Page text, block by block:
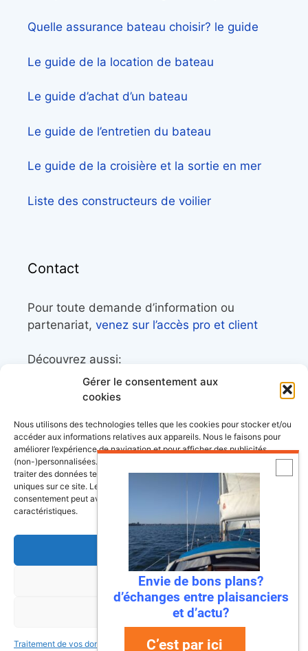
Gérer le consentement aux
cookies
Nous utilisons des technologies telles que les cookies pour stocker et/ou
accéder aux informations relatives aux appareils. Nous le faisons pour
améliorer l’expérience de navigation et pour afficher des publicités
(non-)personnalisées. Consentir à ces technologies nous autorisera à
traiter des données telles que le comportement de navigation ou les ID
uniques sur ce site. Le fait de ne pas consentir ou de retirer son
consentement peut avoir un effet négatif sur certaines fonctonnalités et
caractéristiques.
Accepter
Refuser
Voir les préférences
Traitement de vos données Traitement de vos données
Quelle assurance bateau choisir? le guide
Le guide de la location de bateau
Le guide d’achat d’un bateau
Le guide de l’entretien du bateau
Le guide de la croisière et la sortie en mer
Liste des constructeurs de voilier
Contact
Pour toute demande d’information ou
partenariat, venez sur l’accès pro et client
Découvrez aussi:
Côtes&Mers, le magazine du littoral et sa
Mers&Montagnes, Equipement outdoor pour
le trek et le raid nautique
BoatingAds, le site d’annonces bateaux
européen
Stock images by Depositphotos
données personnelles
conditions générales
mentions légales
Envie de bons plans?
d’échanges entre plaisanciers
et d’actu?
C’est par ici